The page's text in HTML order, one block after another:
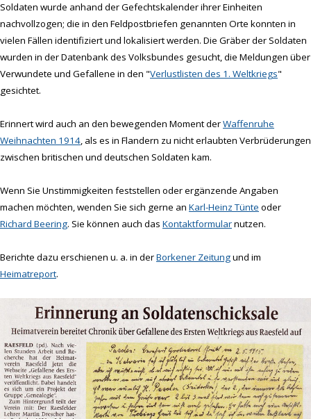
Soldaten wurde anhand der Gefechtskalender ihrer Einheiten
nachvollzogen; die in den Feldpostbriefen genannten Orte konnten in
vielen Fällen identifiziert und lokalisiert werden. Die Gräber der Soldaten
wurden in der Datenbank des Volksbundes gesucht, die Meldungen über
Verwundete und Gefallene in den "Verlustlisten des 1. Weltkriegs"
gesichtet.
Erinnert wird auch an den bewegenden Moment derWaffenruhe
Weihnachten 1914, als es in Flandern zu nicht erlaubten Verbrüderungen
zwischen britischen und deutschen Soldaten kam.
Wenn Sie Unstimmigkeiten feststellen oder ergänzende Angaben
machen möchten, wenden Sie sich gerne an Karl-Heinz Tünte oder
Richard Beering. Sie können auch das Kontaktformularnutzen.
Berichte dazu erschienen u. a. in derBorkener Zeitungund im
Heimatreport.